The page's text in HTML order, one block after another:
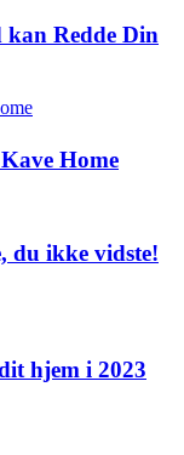
kan Redde Din
Home
du ikke vidste!
hjem i 2023